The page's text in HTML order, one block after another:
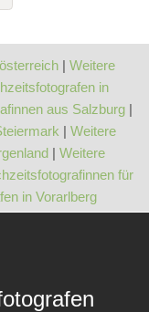
| Weitere
in
aus Salzburg |
| Weitere
| Weitere
für
in Vorarlberg